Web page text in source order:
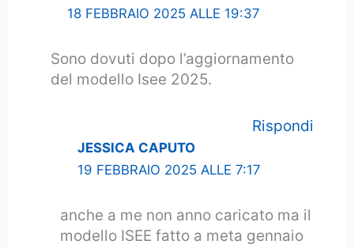
18 FEBBRAIO 2025 ALLE 19:37
Sono dovuti dopo l’aggiornamento
del modello Isee 2025.
Rispondi
JESSICA CAPUTO
19 FEBBRAIO 2025 ALLE 7:17
anche a me non anno caricato ma il
modello ISEE fatto a meta gennaio